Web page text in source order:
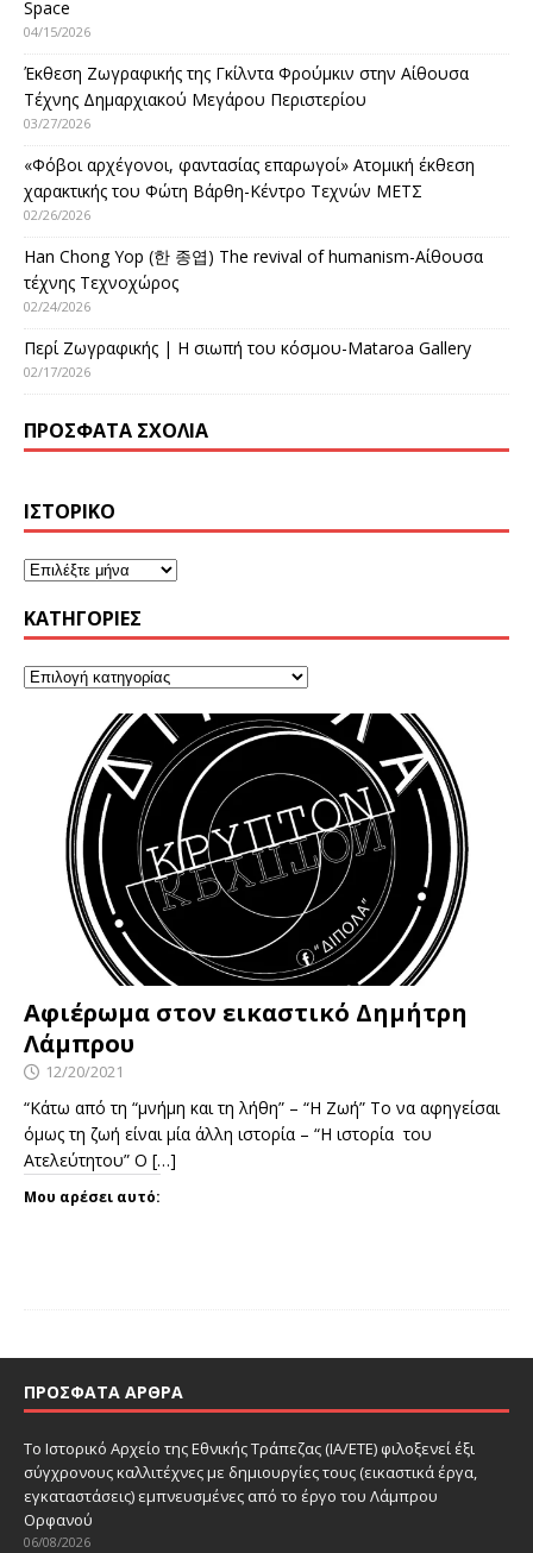
Space
04/15/2026
Έκθεση Ζωγραφικής της Γκίλντα Φρούμκιν στην Αίθουσα
Τέχνης Δημαρχιακού Μεγάρου Περιστερίου
03/27/2026
«Φόβοι αρχέγονοι, φαντασίας επαρωγοί» Ατομική έκθεση
χαρακτικής του Φώτη Βάρθη-Κέντρο Τεχνών ΜΕΤΣ
02/26/2026
Han Chong Yop (한 종엽) The revival of humanism-Αίθουσα
τέχνης Τεχνοχώρος
02/24/2026
Περί Ζωγραφικής | Η σιωπή του κόσμου-Mataroa Gallery
02/17/2026
ΠΡΌΣΦΑΤΑ ΣΧΌΛΙΑ
ΙΣΤΟΡΙΚΌ
KΑΤΗΓΟΡΊΕΣ
Αφιέρωμα στον εικαστικό Δημήτρη
Λάμπρου
12/20/2021
“Κάτω από τη “μνήμη και τη λήθη” – “Η Ζωή” Το να αφηγείσαι
όμως τη ζωή είναι μία άλλη ιστορία – “Η ιστορία του
Ατελεύτητου” Ο […]
Μου αρέσει αυτό:
ΠΡΌΣΦΑΤΑ ΆΡΘΡΑ
Το Ιστορικό Αρχείο της Εθνικής Τράπεζας (ΙΑ/ΕΤΕ) φιλοξενεί έξι
σύγχρονους καλλιτέχνες με δημιουργίες τους (εικαστικά έργα,
εγκαταστάσεις) εμπνευσμένες από το έργο του Λάμπρου
Ορφανού
06/08/2026